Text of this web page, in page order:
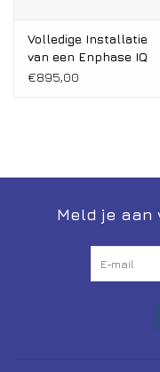
Volledige Installatie
van een Enphase IQ
Batterij
€895,00
Meld je aan